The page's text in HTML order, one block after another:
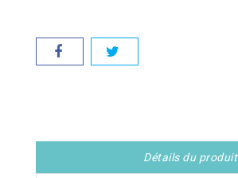
Détails du produit